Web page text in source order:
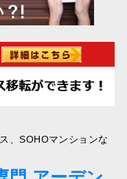
、SOHOマンションな